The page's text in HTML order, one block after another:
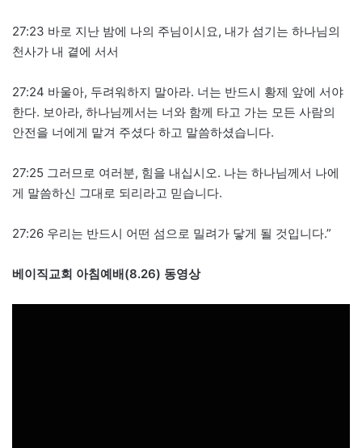
27:23 바로 지난 밤에 나의 주님이시요, 내가 섬기는 하나님의
천사가 내 곁에 서서
27:24 바울아, 두려워하지 말아라. 너는 반드시 황제 앞에 서야
한다. 보아라, 하나님께서는 너와 함께 타고 가는 모든 사람의
안전을 너에게 맡겨 주셨다 하고 말씀하셨습니다.
27:25 그러므로 여러분, 힘을 내십시오. 나는 하나님께서 나에
게 말씀하신 그대로 되리라고 믿습니다.
27:26 우리는 반드시 어떤 섬으로 밀려가 닿게 될 것입니다.”
베이직교회 아침예배(8.26) 동영상